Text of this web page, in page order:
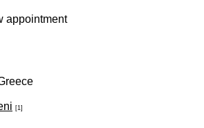
appointment
[1]